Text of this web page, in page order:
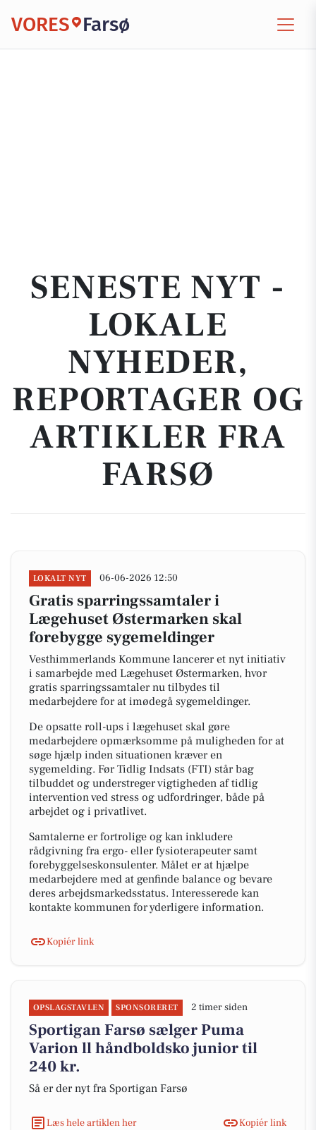
VORES Farsø
SENESTE NYT -
LOKALE
NYHEDER,
REPORTAGER OG
ARTIKLER FRA
FARSØ
LOKALT NYT 06-06-2026 12:50
Gratis sparringssamtaler i
Lægehuset Østermarken skal
forebygge sygemeldinger
Vesthimmerlands Kommune lancerer et nyt initiativ
i samarbejde med Lægehuset Østermarken, hvor
gratis sparringssamtaler nu tilbydes til
medarbejdere for at imødegå sygemeldinger.
De opsatte roll-ups i lægehuset skal gøre
medarbejdere opmærksomme på muligheden for at
søge hjælp inden situationen kræver en
sygemelding. Før Tidlig Indsats (FTI) står bag
tilbuddet og understreger vigtigheden af tidlig
intervention ved stress og udfordringer, både på
arbejdet og i privatlivet.
Samtalerne er fortrolige og kan inkludere
rådgivning fra ergo- eller fysioterapeuter samt
forebyggelseskonsulenter. Målet er at hjælpe
medarbejdere med at genfinde balance og bevare
deres arbejdsmarkedsstatus. Interesserede kan
kontakte kommunen for yderligere information.
Kopiér link
OPSLAGSTAVLEN SPONSORERET 2 timer siden
Sportigan Farsø sælger Puma
Varion ll håndboldsko junior til
240 kr.
Så er der nyt fra Sportigan Farsø
Læs hele artiklen her Kopiér link